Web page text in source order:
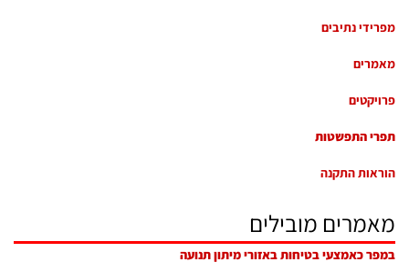
מפרידי נתיבים
מאמרים
פרויקטים
תפרי התפשטות
הוראות התקנה
מאמרים מובילים
במפר כאמצעי בטיחות באזורי מיתון תנועה